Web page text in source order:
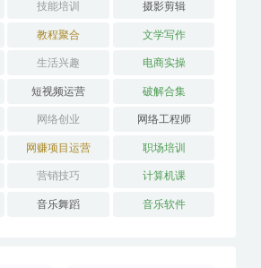
技能培训 摄影剪辑
教程聚合 文学写作
生活兴趣 电商实操
短视频运营 破解合集
网络创业 网络工程师
网赚项目运营 职场培训
营销技巧 计算机课
音乐舞蹈 音乐软件